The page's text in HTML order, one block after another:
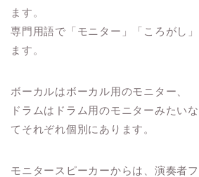
ます。
専門用語で「モニター」「ころがし
ます。
ボーカルはボーカル用のモニター、
ドラムはドラム用のモニターみたい
てそれぞれ個別にあります。
モニタースピーカーからは、 演奏者